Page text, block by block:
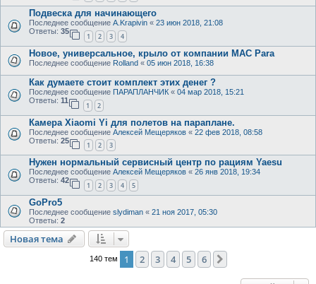
Подвеска для начинающего
Последнее сообщение A.Krapivin « 23 июн 2018, 21:08
Ответы: 35
1 2 3 4
Новое, универсальное, крыло от компании MAC Para
Последнее сообщение Rolland « 05 июн 2018, 16:38
Как думаете стоит комплект этих денег ?
Последнее сообщение ПАРАПЛАНЧИК « 04 мар 2018, 15:21
Ответы: 11
1 2
Камера Xiaomi Yi для полетов на параплане.
Последнее сообщение Алексей Мещеряков « 22 фев 2018, 08:58
Ответы: 25
1 2 3
Нужен нормальный сервисный центр по рациям Yaesu
Последнее сообщение Алексей Мещеряков « 26 янв 2018, 19:34
Ответы: 42
1 2 3 4 5
GoPro5
Последнее сообщение slydiman « 21 ноя 2017, 05:30
Ответы: 2
Новая тема
Новаятема
140 тем 1 2 3 4 5 6